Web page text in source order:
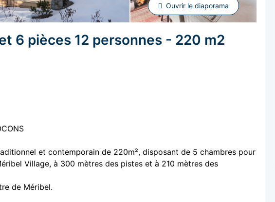
Ouvrir le diaporama
6 pièces 12 personnes - 220 m2
et contemporain de 220m², disposant de 5 chambres pour
Village, à 300 mètres des pistes et à 210 mètres des
de Méribel.